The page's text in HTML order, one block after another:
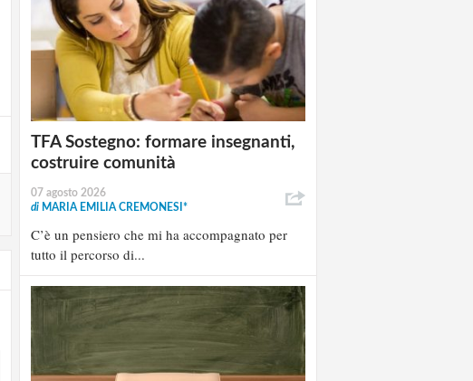
TFA Sostegno: formare insegnanti,
costruire comunità
07 agosto 2026
di MARIA EMILIA CREMONESI*
C’è un pensiero che mi ha accompagnato per
tutto il percorso di...